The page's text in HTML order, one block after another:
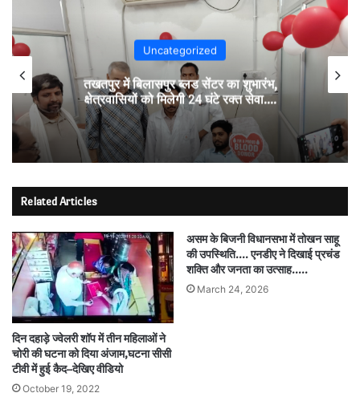
Uncategorized
तखतपुर में बिलासपुर ब्लड सेंटर का शुभारंभ,
क्षेत्रवासियों को मिलेगी 24 घंटे रक्त सेवा….
Related Articles
दिन दहाड़े ज्वेलरी शॉप में तीन महिलाओं ने
चोरी की घटना को दिया अंजाम,घटना सीसी
टीवी में हुई कैद–देखिए वीडियो
October 19, 2022
असम के बिजनी विधानसभा में तोखन साहू
की उपस्थिति…. एनडीए ने दिखाई प्रचंड
शक्ति और जनता का उत्साह…..
March 24, 2026